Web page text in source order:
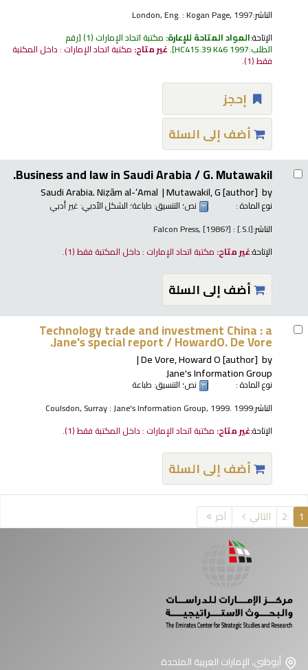
الناشر:London, Eng. : Kogan Page, 1997
الإتاحة:المواد المتاحة للإعارة: مكتبة اتحاد الإمارات (1) رقم
الطلب:HC415.39 K46 1997
.غير متاح: مكتبة اتحاد الإمارات : داخل المكتبة
فقط(1).
إحجز
أضف إلى السلة
Business and law in Saudi Arabia /G. Mutawakil.
by
Mutawakil, G[author]
Saudi Arabia. Niẓām al-ʻAmal
نوع المادة : نص؛ التنسيق: طباعة؛ الشكل الأدبي: غير أدبي
الناشر:[S.l.] : Falcon Press, [1986?]
الإتاحة:غير متاح: مكتبة اتحاد الإمارات : داخل المكتبة فقط(1).
أضف إلى السلة
Technology trade and investment China : a
Jane's special report /HowardO. De Vore.
by
De Vore, Howard O[author]
Jane's Information Group
نوع المادة : نص؛ التنسيق: طباعة
الناشر:Coulsdon, Surray : Jane's Information Group, 1999. 1999
الإتاحة:غير متاح: مكتبة اتحاد الإمارات : داخل المكتبة فقط(1).
أضف إلى السلة
1
2 التالي آخر
أبوظبي، الإمارات العربية المتحدة